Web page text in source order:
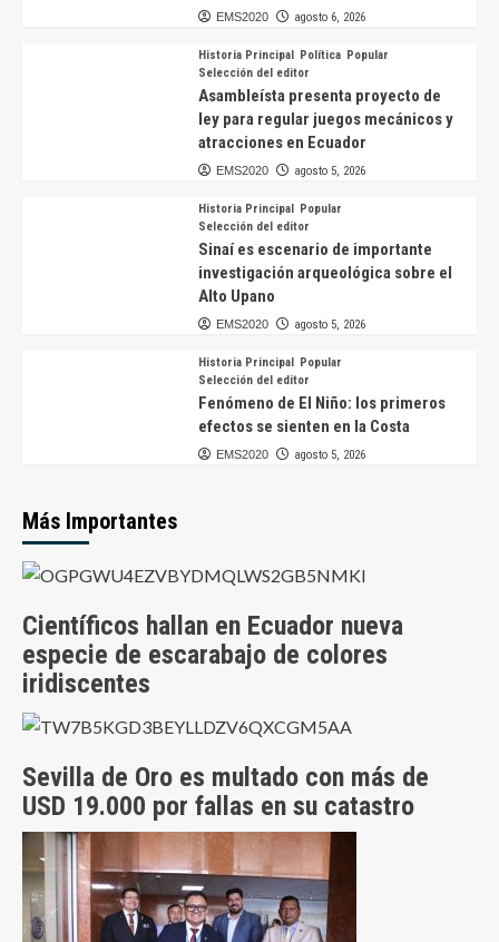
EMS2020 agosto 6, 2026
Historia Principal Política Popular
Selección del editor
Asambleísta presenta proyecto de
ley para regular juegos mecánicos y
atracciones en Ecuador
EMS2020 agosto 5, 2026
Historia Principal Popular
Selección del editor
Sinaí es escenario de importante
investigación arqueológica sobre el
Alto Upano
EMS2020 agosto 5, 2026
Historia Principal Popular
Selección del editor
Fenómeno de El Niño: los primeros
efectos se sienten en la Costa
EMS2020 agosto 5, 2026
Más Importantes
Científicos hallan en Ecuador nueva
especie de escarabajo de colores
iridiscentes
Sevilla de Oro es multado con más de
USD 19.000 por fallas en su catastro